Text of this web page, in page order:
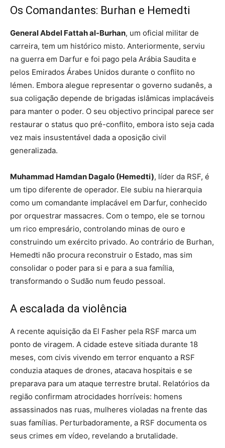
Os Comandantes: Burhan e Hemedti
General Abdel Fattah al-Burhan, um oficial militar de
carreira, tem um histórico misto. Anteriormente, serviu
na guerra em Darfur e foi pago pela Arábia Saudita e
pelos Emirados Árabes Unidos durante o conflito no
Iémen. Embora alegue representar o governo sudanês, a
sua coligação depende de brigadas islâmicas implacáveis
​​para manter o poder. O seu objectivo principal parece ser
restaurar o status quo pré-conflito, embora isto seja cada
vez mais insustentável dada a oposição civil
generalizada.
Muhammad Hamdan Dagalo (Hemedti), líder da RSF, é
um tipo diferente de operador. Ele subiu na hierarquia
como um comandante implacável em Darfur, conhecido
por orquestrar massacres. Com o tempo, ele se tornou
um rico empresário, controlando minas de ouro e
construindo um exército privado. Ao contrário de Burhan,
Hemedti não procura reconstruir o Estado, mas sim
consolidar o poder para si e para a sua família,
transformando o Sudão num feudo pessoal.
A escalada da violência
A recente aquisição da El Fasher pela RSF marca um
ponto de viragem. A cidade esteve sitiada durante 18
meses, com civis vivendo em terror enquanto a RSF
conduzia ataques de drones, atacava hospitais e se
preparava para um ataque terrestre brutal. Relatórios da
região confirmam atrocidades horríveis: homens
assassinados nas ruas, mulheres violadas na frente das
suas famílias. Perturbadoramente, a RSF documenta os
seus crimes em vídeo, revelando a brutalidade.